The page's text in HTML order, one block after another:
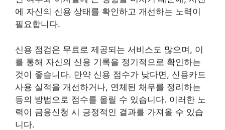
에 자신의 신용 상태를 확인하고 개선하는 노력이
필요합니다.
신용 점검은 무료로 제공되는 서비스도 많으며, 이
를 통해 자신의 신용 기록을 정기적으로 확인하는
것이 좋습니다. 만약 신용 점수가 낮다면, 신용카드
사용 실적을 개선하거나, 연체된 채무를 정리하는
등의 방법으로 점수를 올릴 수 있습니다. 이러한 노
력이 금융신청 시 긍정적인 결과를 가져올 수 있습
니다.